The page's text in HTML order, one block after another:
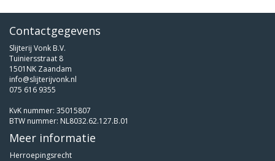
Contactgegevens
Slijterij Vonk B.V.
Tuiniersstraat 8
1501NK Zaandam
info@slijterijvonk.nl
075 616 9355
KvK nummer: 35015807
BTW nummer: NL8032.62.127.B.01
Meer informatie
Herroepingsrecht